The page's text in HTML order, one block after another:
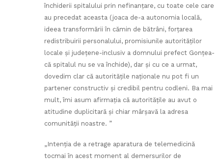
închiderii spitalului prin nefinanţare, cu toate cele care
au precedat aceasta (joaca de-a autonomia locală,
ideea transformării în cămin de bătrâni, forţarea
redistribuirii personalului, promisiunile autorităţilor
locale şi judeţene-inclusiv a domnului prefect Gonţea-
că spitalul nu se va închide), dar şi cu ce a urmat,
dovedim clar că autorităţile naţionale nu pot fi un
partener constructiv şi credibil pentru codleni. Ba mai
mult, îmi asum afirmaţia că autorităţile au avut o
atitudine duplicitară şi chiar mârşavă la adresa
comunităţii noastre. ”
„Intenţia de a retrage aparatura de telemedicină
tocmai în acest moment al demersurilor de